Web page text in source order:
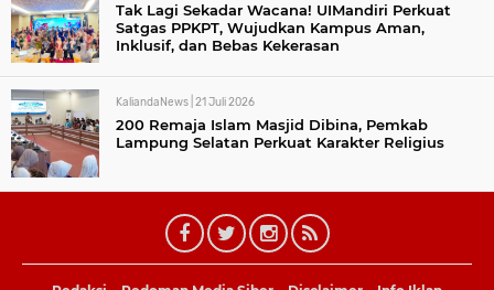
Tak Lagi Sekadar Wacana! UIMandiri Perkuat
Satgas PPKPT, Wujudkan Kampus Aman,
Inklusif, dan Bebas Kekerasan
KaliandaNews | 21 Juli 2026
200 Remaja Islam Masjid Dibina, Pemkab
Lampung Selatan Perkuat Karakter Religius